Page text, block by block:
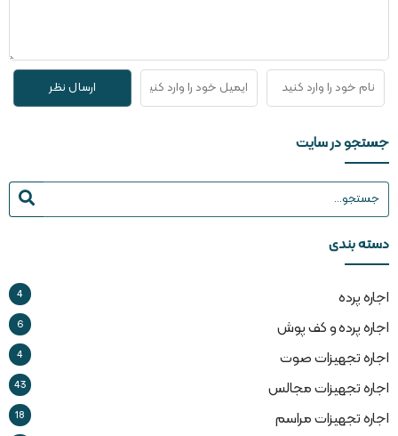
جستجو در سایت
دسته بندی
اجاره پرده 4
اجاره پرده و کف پوش 6
اجاره تجهیزات صوت 4
اجاره تجهیزات مجالس 43
اجاره تجهیزات مراسم 18